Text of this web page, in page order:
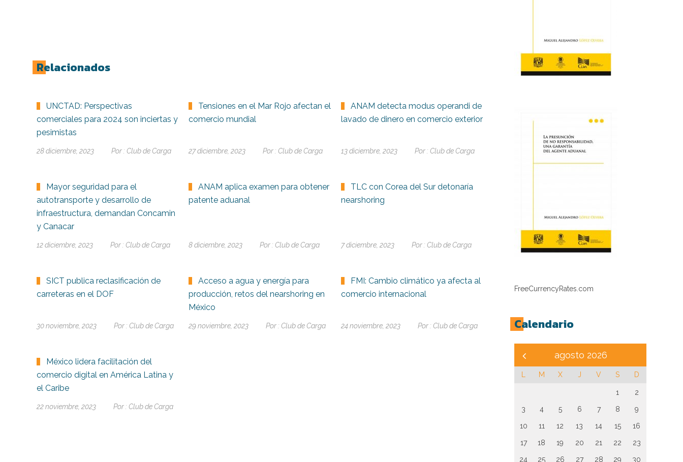
Relacionados
UNCTAD: Perspectivas
comerciales para 2024 son inciertas y
pesimistas
28 diciembre, 2023 Por : Club de Carga
Tensiones en el Mar Rojo afectan el
comercio mundial
27 diciembre, 2023 Por : Club de Carga
ANAM detecta modus operandi de
lavado de dinero en comercio exterior
13 diciembre, 2023 Por : Club de Carga
Mayor seguridad para el
autotransporte y desarrollo de
infraestructura, demandan Concamin
y Canacar
12 diciembre, 2023 Por : Club de Carga
ANAM aplica examen para obtener
patente aduanal
8 diciembre, 2023 Por : Club de Carga
TLC con Corea del Sur detonaría
nearshoring
7 diciembre, 2023 Por : Club de Carga
SICT publica reclasificación de
carreteras en el DOF
30 noviembre, 2023 Por : Club de Carga
Acceso a agua y energía para
producción, retos del nearshoring en
México
29 noviembre, 2023 Por : Club de Carga
FMI: Cambio climático ya afecta al
comercio internacional
24 noviembre, 2023 Por : Club de Carga
México lidera facilitación del
comercio digital en América Latina y
el Caribe
22 noviembre, 2023 Por : Club de Carga
FreeCurrencyRates.com
Calendario
agosto 2026
M X J V S D
1 2
3 4 5 6 7 8 9
10 11 12 13 14 15 16
17 18 19 20 21 22 23
24 25 26 27 28 29 30